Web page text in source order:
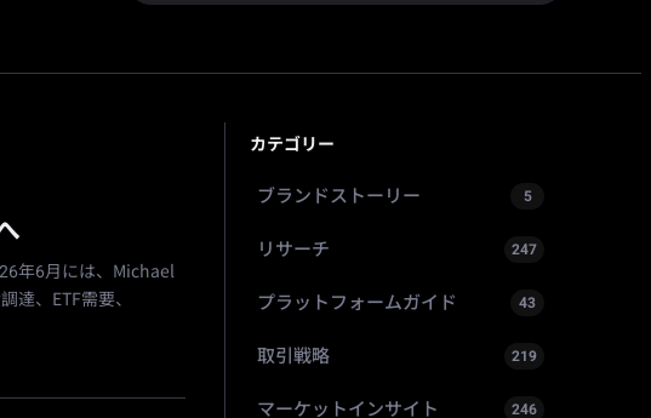
年6月には、Michael
達、ETF需要、
カテゴリー
ブランドストーリー 5
リサーチ 247
プラットフォームガイド 43
取引戦略 219
マーケットインサイト 246